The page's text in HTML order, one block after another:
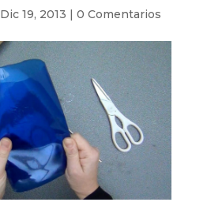
Dic 19, 2013 | 0 Comentarios